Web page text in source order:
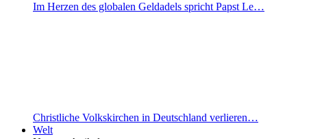
Im Herzen des globalen Geldadels spricht Papst Le…
Christliche Volkskirchen in Deutschland verlieren…
Welt